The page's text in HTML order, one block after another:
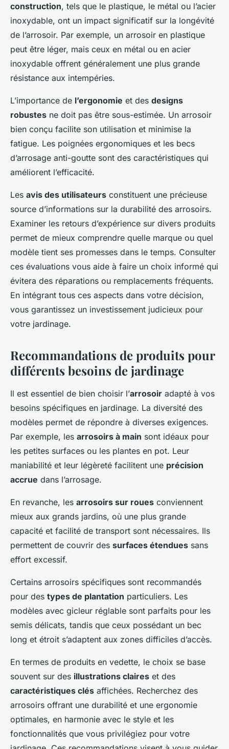
construction, tels que le plastique, le métal ou l’acier
inoxydable, ont un impact significatif sur la longévité
de l’arrosoir. Par exemple, un arrosoir en plastique
peut être léger, mais ceux en métal ou en acier
inoxydable offrent généralement une plus grande
résistance aux intempéries.
L’importance de l’ergonomie et des designs
robustes ne doit pas être sous-estimée. Un arrosoir
bien conçu facilite son utilisation et minimise la
fatigue. Les poignées ergonomiques et les becs
d’arrosage anti-goutte sont des caractéristiques qui
améliorent l’efficacité.
Les avis des utilisateurs constituent une précieuse
source d’informations sur la durabilité des arrosoirs.
Examiner les retours d’expérience sur divers produits
permet de mieux comprendre quelle marque ou quel
modèle tient ses promesses dans le temps. Consulter
ces évaluations vous aide à faire un choix informé qui
évitera des réparations ou remplacements fréquents.
En intégrant tous ces aspects dans votre décision,
vous garantissez un investissement judicieux pour
votre jardinage.
Recommandations de produits pour
différents besoins de jardinage
Il est essentiel de bien choisir l’arrosoir adapté à vos
besoins spécifiques en jardinage. La diversité des
modèles permet de répondre à diverses exigences.
Par exemple, les arrosoirs à main sont idéaux pour
les petites surfaces ou les plantes en pot. Leur
maniabilité et leur légèreté facilitent une précision
accrue dans l’arrosage.
En revanche, les arrosoirs sur roues conviennent
mieux aux grands jardins, où une plus grande
capacité et facilité de transport sont nécessaires. Ils
permettent de couvrir des surfaces étendues sans
effort excessif.
Certains arrosoirs spécifiques sont recommandés
pour des types de plantation particuliers. Les
modèles avec gicleur réglable sont parfaits pour les
semis délicats, tandis que ceux possédant un bec
long et étroit s’adaptent aux zones difficiles d’accès.
En termes de produits en vedette, le choix se base
souvent sur des illustrations claires et des
caractéristiques clés affichées. Recherchez des
arrosoirs offrant une durabilité et une ergonomie
optimales, en harmonie avec le style et les
fonctionnalités que vous privilégiez pour votre